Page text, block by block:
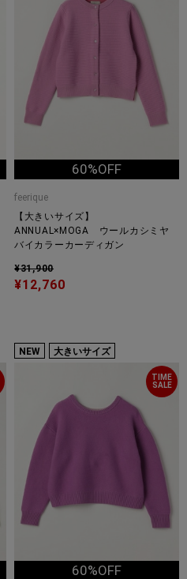
60%OFF
feerique
【大きいサイズ】
ANNUAL×MOGA ウールカシミヤ
バイカラーカーディガン
¥31,900
¥12,760
NEW 大きいサイズ
TIME
SALE
60%OFF